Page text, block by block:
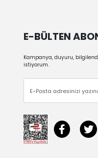
E-BÜLTEN
Kampanya, duyuru,
istiyorum.